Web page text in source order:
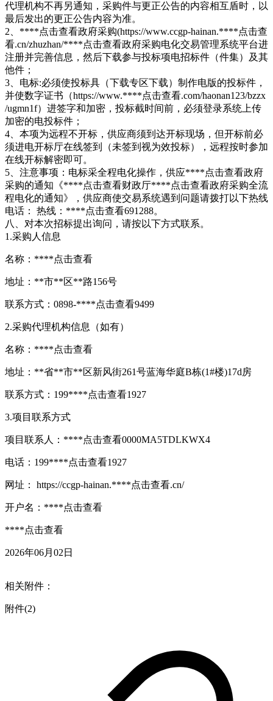
代理机构不再另通知，采购件与更正公告的内容相互盾时，以
最后发出的更正公告内容为准。
2、****点击查看政府采购(https://www.ccgp-hainan.****点击查
看.cn/zhuzhan/****点击查看政府采购电化交易管理系统平台进
注册并完善信息，然后下载参与投标项电招标件（件集）及其
他件；
3、电标:必须使投标具（下载专区下载）制作电版的投标件，
并使数字证书（https://www.****点击查看.com/haonan123/bzzx
/ugmn1f）进签字和加密，投标截时间前，必须登录系统上传
加密的电投标件；
4、本项为远程不开标，供应商须到达开标现场，但开标前必
须进电开标厅在线签到（未签到视为效投标），远程按时参加
在线开标解密即可。
5、注意事项：电标采全程电化操作，供应****点击查看政府
采购的通知《****点击查看财政厅****点击查看政府采购全流
程电化的通知》，供应商使交易系统遇到问题请拨打以下热线
电话： 热线：****点击查看691288。
八、对本次招标提出询问，请按以下方式联系。
1.采购人信息
名称：****点击查看
地址：**市**区**路156号
联系方式：0898-****点击查看9499
2.采购代理机构信息（如有）
名称：****点击查看
地址：**省**市**区新风街261号蓝海华庭B栋(1#楼)17d房
联系方式：199****点击查看1927
3.项目联系方式
项目联系人：****点击查看0000MA5TDLKWX4
电话：199****点击查看1927
网址： https://ccgp-hainan.****点击查看.cn/
开户名：****点击查看
****点击查看
2026年06月02日
相关附件：
附件(2)